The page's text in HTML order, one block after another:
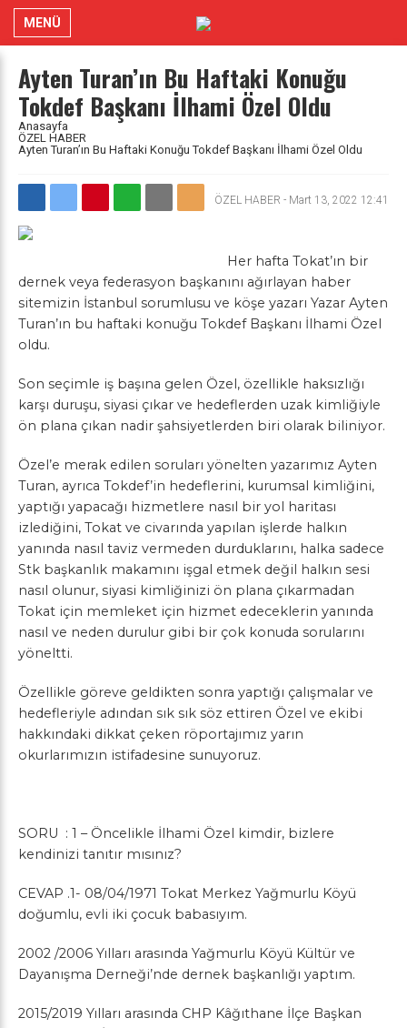
MENÜ
Ayten Turan’ın Bu Haftaki Konuğu
Tokdef Başkanı İlhami Özel Oldu
Anasayfa
ÖZEL HABER
Ayten Turan’ın Bu Haftaki Konuğu Tokdef Başkanı İlhami Özel Oldu
ÖZEL HABER - Mart 13, 2022 12:41
Her hafta Tokat’ın bir
dernek veya federasyon başkanını ağırlayan haber
sitemizin İstanbul sorumlusu ve köşe yazarı Yazar Ayten
Turan’ın bu haftaki konuğu Tokdef Başkanı İlhami Özel
oldu.
Son seçimle iş başına gelen Özel, özellikle haksızlığı
karşı duruşu, siyasi çıkar ve hedeflerden uzak kimliğiyle
ön plana çıkan nadir şahsiyetlerden biri olarak biliniyor.
Özel’e merak edilen soruları yönelten yazarımız Ayten
Turan, ayrıca Tokdef’in hedeflerini, kurumsal kimliğini,
yaptığı yapacağı hizmetlere nasıl bir yol haritası
izlediğini, Tokat ve civarında yapılan işlerde halkın
yanında nasıl taviz vermeden durduklarını, halka sadece
Stk başkanlık makamını işgal etmek değil halkın sesi
nasıl olunur, siyasi kimliğinizi ön plana çıkarmadan
Tokat için memleket için hizmet edeceklerin yanında
nasıl ve neden durulur gibi bir çok konuda sorularını
yöneltti.
Özellikle göreve geldikten sonra yaptığı çalışmalar ve
hedefleriyle adından sık sık söz ettiren Özel ve ekibi
hakkındaki dikkat çeken röportajımız yarın
okurlarımızın istifadesine sunuyoruz.
SORU : 1 – Öncelikle İlhami Özel kimdir, bizlere
kendinizi tanıtır mısınız?
CEVAP .1- 08/04/1971 Tokat Merkez Yağmurlu Köyü
doğumlu, evli iki çocuk babasıyım.
2002 /2006 Yılları arasında Yağmurlu Köyü Kültür ve
Dayanışma Derneği’nde dernek başkanlığı yaptım.
2015/2019 Yılları arasında CHP Kâğıthane İlçe Başkan